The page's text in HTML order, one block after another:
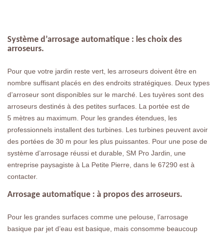
Système d’arrosage automatique : les choix des
arroseurs.
Pour que votre jardin reste vert, les arroseurs doivent être en
nombre suffisant placés en des endroits stratégiques. Deux types
d’arroseur sont disponibles sur le marché. Les tuyères sont des
arroseurs destinés à des petites surfaces. La portée est de
5 mètres au maximum. Pour les grandes étendues, les
professionnels installent des turbines. Les turbines peuvent avoir
des portées de 30 m pour les plus puissantes. Pour une pose de
système d’arrosage réussi et durable, SM Pro Jardin, une
entreprise paysagiste à La Petite Pierre, dans le 67290 est à
contacter.
Arrosage automatique : à propos des arroseurs.
Pour les grandes surfaces comme une pelouse, l’arrosage
basique par jet d’eau est basique, mais consomme beaucoup